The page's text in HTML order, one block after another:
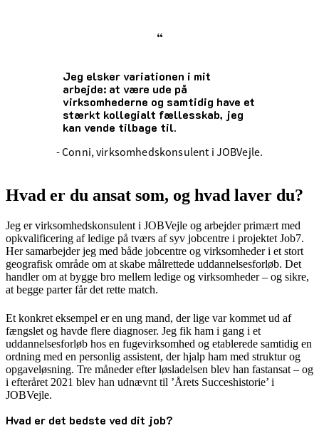
“
Jeg elsker variationen i mit
arbejde: at være ude på
virksomhederne og samtidig have et
stærkt kollegialt fællesskab, jeg
kan vende tilbage til.
- Conni, virksomhedskonsulent i JOBVejle.
Hvad er du ansat som, og hvad laver du?
Jeg er virksomhedskonsulent i JOBVejle og arbejder primært med
opkvalificering af ledige på tværs af syv jobcentre i projektet Job7.
Her samarbejder jeg med både jobcentre og virksomheder i et stort
geografisk område om at skabe målrettede uddannelsesforløb. Det
handler om at bygge bro mellem ledige og virksomheder – og sikre,
at begge parter får det rette match.
Et konkret eksempel er en ung mand, der lige var kommet ud af
fængslet og havde flere diagnoser. Jeg fik ham i gang i et
uddannelsesforløb hos en fugevirksomhed og etablerede samtidig en
ordning med en personlig assistent, der hjalp ham med struktur og
opgaveløsning. Tre måneder efter løsladelsen blev han fastansat – og
i efteråret 2021 blev han udnævnt til ’Årets Succeshistorie’ i
JOBVejle.
Hvad er det bedste ved dit job?